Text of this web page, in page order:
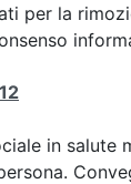
per la
in salute